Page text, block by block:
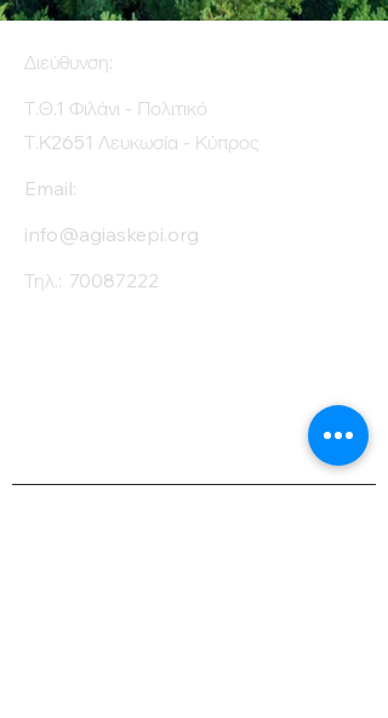
Διεύθυνση:
Τ.Θ.1 Φιλάνι - Πολιτικό
Τ.Κ2651 Λευκωσία - Κύπρος
Email:
info@agiaskepi.org
Τηλ.: 70087222